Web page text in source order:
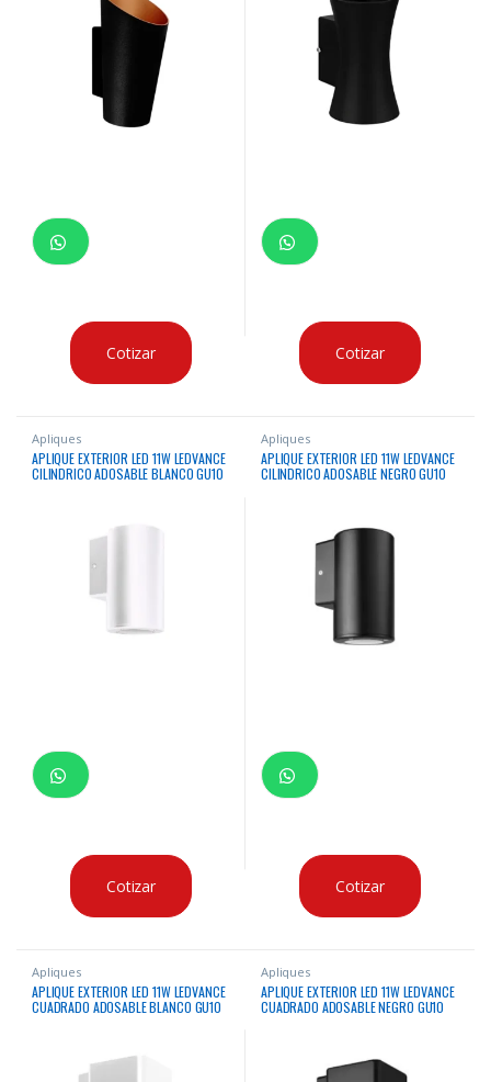
Cotizar Cotizar
Apliques
APLIQUE EXTERIOR LED 11W LEDVANCE
CILINDRICO ADOSABLE BLANCO GU10
Cotizar
Apliques
APLIQUE EXTERIOR LED 11W LEDVANCE
CILINDRICO ADOSABLE NEGRO GU10
Cotizar
Apliques
APLIQUE EXTERIOR LED 11W LEDVANCE
CUADRADO ADOSABLE BLANCO GU10
Apliques
APLIQUE EXTERIOR LED 11W LEDVANCE
CUADRADO ADOSABLE NEGRO GU10